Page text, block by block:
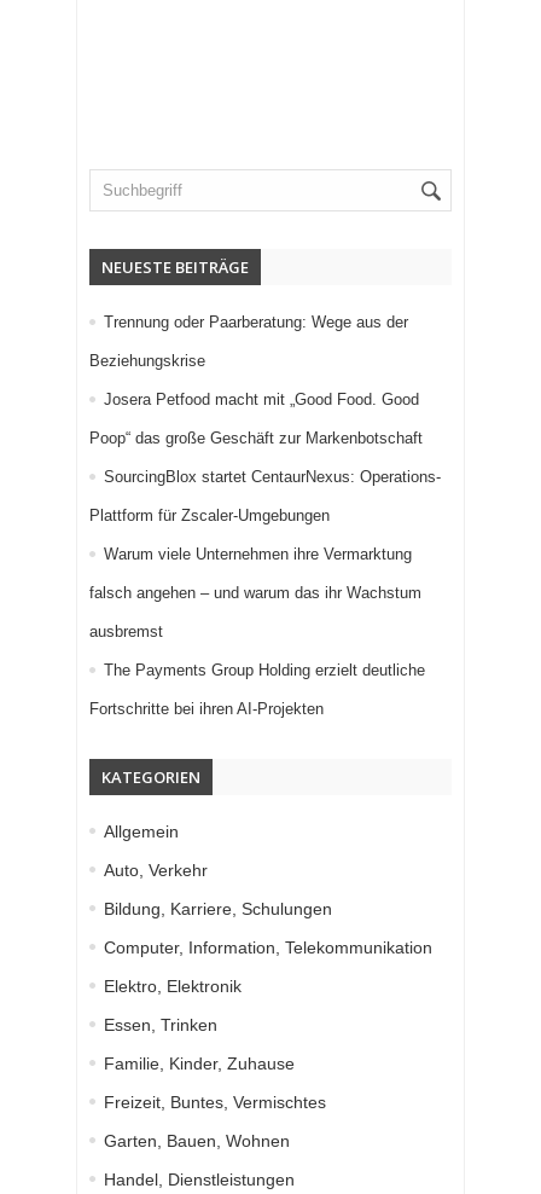
NEUESTE BEITRÄGE
Trennung oder Paarberatung: Wege aus der
Beziehungskrise
Josera Petfood macht mit „Good Food. Good
Poop“ das große Geschäft zur Markenbotschaft
SourcingBlox startet CentaurNexus: Operations-
Plattform für Zscaler-Umgebungen
Warum viele Unternehmen ihre Vermarktung
falsch angehen – und warum das ihr Wachstum
ausbremst
The Payments Group Holding erzielt deutliche
Fortschritte bei ihren AI-Projekten
KATEGORIEN
Allgemein
Auto, Verkehr
Bildung, Karriere, Schulungen
Computer, Information, Telekommunikation
Elektro, Elektronik
Essen, Trinken
Familie, Kinder, Zuhause
Freizeit, Buntes, Vermischtes
Garten, Bauen, Wohnen
Handel, Dienstleistungen